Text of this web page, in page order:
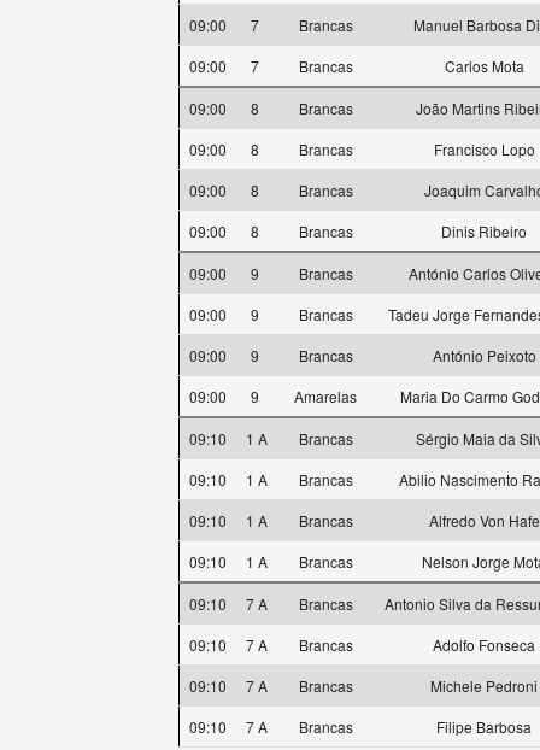
09:00
7 Brancas
Manuel Barbosa
09:00
7 Brancas Carlos Mota
09:00 8 Brancas
João Martins
09:00
8 Brancas
Francisco Lopo
09:00
8 Brancas
Joaquim
09:00
8 Brancas Dinis Ribeiro
09:00 9 Brancas
António Carlos
09:00
9 Brancas
Tadeu Jorge
09:00
9 Brancas
António Peixoto
09:00
9 Amarelas Maria Do Carmo
09:10 1 A Brancas
Sérgio Maia da
09:10
1 A Brancas
Abilio Nascimento
09:10
1 A Brancas
Alfredo Von Hafe
09:10
1 A Brancas Nelson Jorge
09:10 7 A Brancas
Antonio Silva da
09:10
7 A Brancas
Adolfo Fonseca
09:10
7 A Brancas
Michele Pedroni
09:10
7 A Brancas Filipe Barbosa